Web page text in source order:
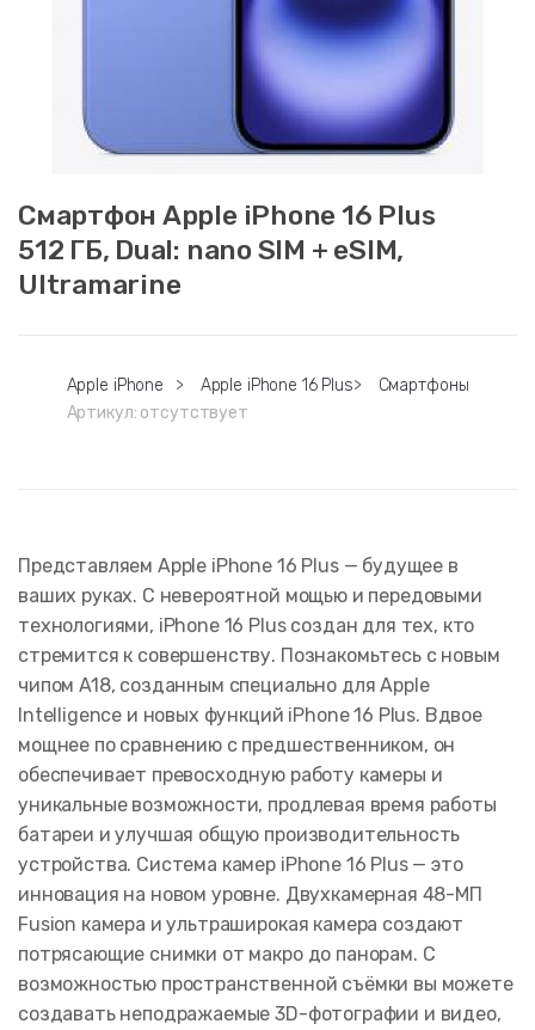
Смартфон Apple iPhone 16 Plus
512 ГБ, Dual: nano SIM + eSIM,
Ultramarine
Apple iPhone > Apple iPhone 16 Plus>
Смартфоны
Артикул: отсутствует
Представляем Apple iPhone 16 Plus — будущее в
ваших руках. С невероятной мощью и передовыми
технологиями, iPhone 16 Plus создан для тех, кто
стремится к совершенству. Познакомьтесь с новым
чипом A18, созданным специально для Apple
Intelligence и новых функций iPhone 16 Plus. Вдвое
мощнее по сравнению с предшественником, он
обеспечивает превосходную работу камеры и
уникальные возможности, продлевая время работы
батареи и улучшая общую производительность
устройства. Система камер iPhone 16 Plus — это
инновация на новом уровне. Двухкамерная 48-МП
Fusion камера и ультраширокая камера создают
потрясающие снимки от макро до панорам. С
возможностью пространственной съёмки вы можете
создавать неподражаемые 3D-фотографии и видео,